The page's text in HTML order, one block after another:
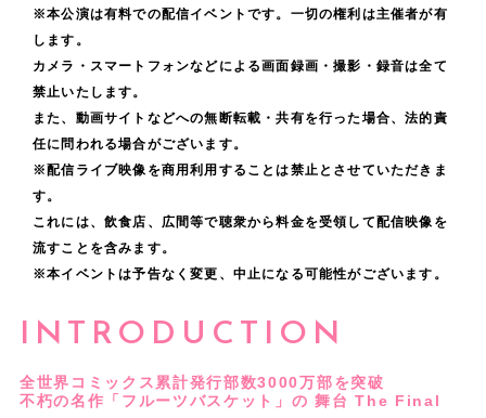
を
想
っ
て
、
大
切
に
せ
で
た
嬉
で
。
れ
き
物
語
ラ
ト
で
自
分
が
※本公演は有料での配信イベントです。一切の権利は主催者が有
します。
カメラ・スマートフォンなどによる画面録画・撮影・録音は全て
禁止いたします。
また、動画サイトなどへの無断転載・共有を行った場合、法的責
任に問われる場合がございます。
※配信ライブ映像を商用利用することは禁止とさせていただきま
す。
これには、飲食店、広間等で聴衆から料金を受領して配信映像を
流すことを含みます。
※本イベントは予告なく変更、中止になる可能性がございます。
INTRODUCTION
全世界コミックス累計発行部数3000万部を突破
不朽の名作「フルーツバスケット」の 舞台 The Final